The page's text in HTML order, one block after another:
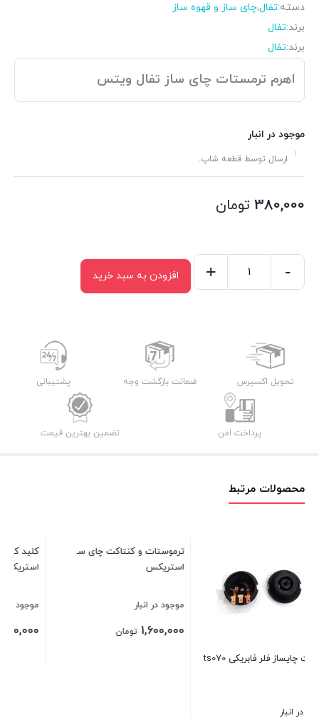
دسته:تفال,چای ساز و قهوه ساز
برند:تفال
برند:تفال
اهرم ترمستات چای ساز تفال ویتس
موجود در انبار
ارسال توسط قطعه شاپ.
380,000 تومان
عدد
-
+ افزودن به سبد خرید
تحویل اکسپرس ضمانت بازگشت وجه پشتیبانی
پرداخت امن تضمین بهترین قیمت
محصولات مرتبط
ترموستات و کنتاکت چای ساز برند
کلید کتری چای ساز فلر برند
700,000